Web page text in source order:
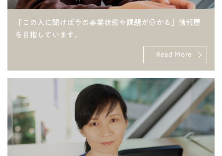
「この人に聞けば今の事業状態や課題が分かる」情報屋
を目指しています。
Read More